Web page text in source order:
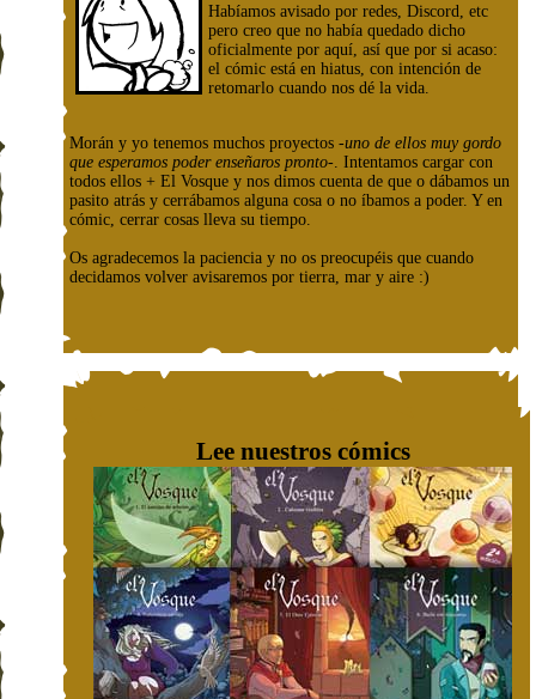
Habíamos avisado por redes, Discord, etc
pero creo que no había quedado dicho
oficialmente por aquí, así que por si acaso:
el cómic está en hiatus, con intención de
retomarlo cuando nos dé la vida.
Morán y yo tenemos muchos proyectos -uno de ellos muy gordo
que esperamos poder enseñaros pronto- . Intentamos cargar con
todos ellos + El Vosque y nos dimos cuenta de que o dábamos un
pasito atrás y cerrábamos alguna cosa o no íbamos a poder. Y en
cómic, cerrar cosas lleva su tiempo.
Os agradecemos la paciencia y no os preocupéis que cuando
decidamos volver avisaremos por tierra, mar y aire :)
Lee nuestros cómics